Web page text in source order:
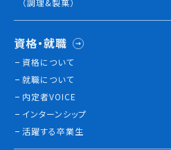
（調理&製菓）
資格・就職
資格について
就職について
内定者VOICE
インターンシップ
活躍する卒業生